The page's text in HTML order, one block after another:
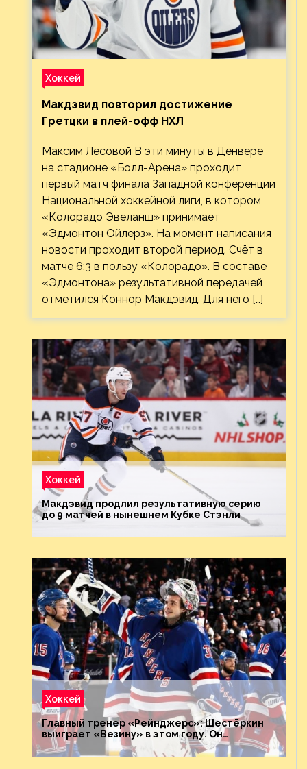
Хоккей
Макдэвид повторил достижение
Гретцки в плей-офф НХЛ
Максим Лесовой В эти минуты в Денвере
на стадионе «Болл-Арена» проходит
первый матч финала Западной конференции
Национальной хоккейной лиги, в котором
«Колорадо Эвеланш» принимает
«Эдмонтон Ойлерз». На момент написания
новости проходит второй период. Счёт в
матче 6:3 в пользу «Колорадо». В составе
«Эдмонтона» результативной передачей
отметился Коннор Макдэвид. Для него […]
Хоккей
Макдэвид продлил результативную серию
до 9 матчей в нынешнем Кубке Стэнли
Хоккей
Главный тренер «Рейнджерс»: Шестёркин
выиграет «Везину» в этом году. Он
невероятен